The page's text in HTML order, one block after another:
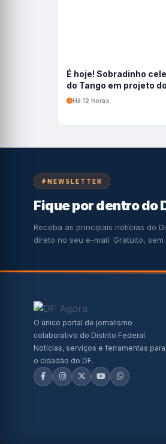
É hoje! Sobradinho
do Tango em projeto
Há 12 horas
NEWSLETTER
Fique por dentro do
Receba as principais notícias do
direto no seu e-mail. Gratuito, sem
O único portal de jornalismo
colaborativo do Distrito Federal.
Notícias, serviços e ferramentas para
o cidadão do DF.